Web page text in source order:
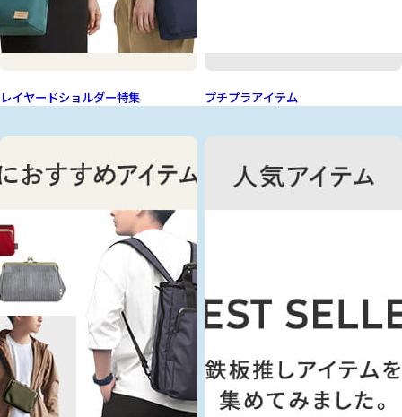
レイヤードショルダー特集 プチプラアイテム